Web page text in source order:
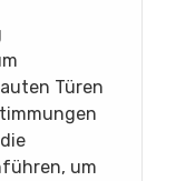
Türen
um